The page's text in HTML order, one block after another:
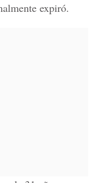
expiró.